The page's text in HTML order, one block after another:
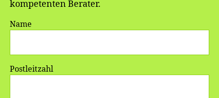
kompetenten Berater.
Name
Postleitzahl